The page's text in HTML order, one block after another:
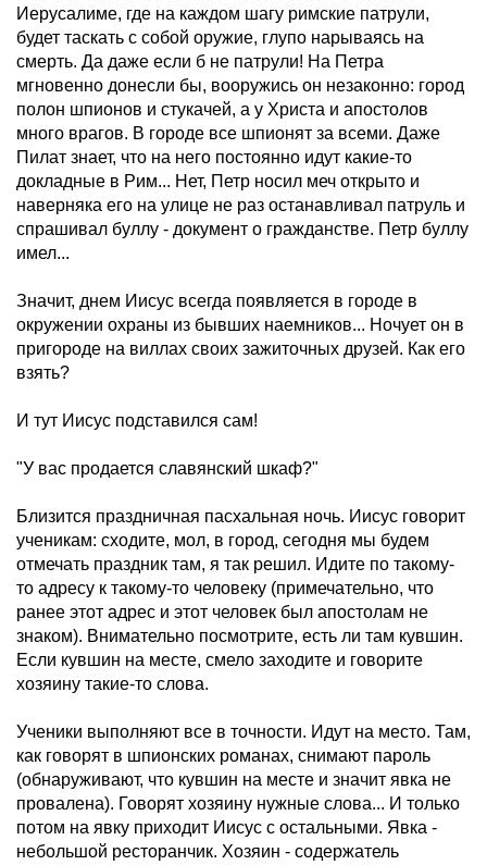
Иерусалиме, где на каждом шагу римские патрули,
будет таскать с собой оружие, глупо нарываясь на
смерть. Да даже если б не патрули! На Петра
мгновенно донесли бы, вооружись он незаконно: город
полон шпионов и стукачей, а у Христа и апостолов
много врагов. В городе все шпионят за всеми. Даже
Пилат знает, что на него постоянно идут какие-то
докладные в Рим... Нет, Петр носил меч открыто и
наверняка его на улице не раз останавливал патруль и
спрашивал буллу - документ о гражданстве. Петр буллу
имел...
Значит, днем Иисус всегда появляется в городе в
окружении охраны из бывших наемников... Ночует он в
пригороде на виллах своих зажиточных друзей. Как его
взять?
И тут Иисус подставился сам!
"У вас продается славянский шкаф?"
Близится праздничная пасхальная ночь. Иисус говорит
ученикам: сходите, мол, в город, сегодня мы будем
отмечать праздник там, я так решил. Идите по такому-
то адресу к такому-то человеку (примечательно, что
ранее этот адрес и этот человек был апостолам не
знаком). Внимательно посмотрите, есть ли там кувшин.
Если кувшин на месте, смело заходите и говорите
хозяину такие-то слова.
Ученики выполняют все в точности. Идут на место. Там,
как говорят в шпионских романах, снимают пароль
(обнаруживают, что кувшин на месте и значит явка не
провалена). Говорят хозяину нужные слова... И только
потом на явку приходит Иисус с остальными. Явка -
небольшой ресторанчик. Хозяин - содержатель